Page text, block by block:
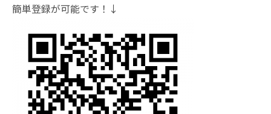
簡単登録が可能です！↓